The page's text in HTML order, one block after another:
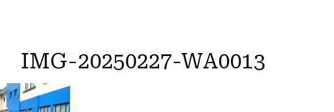
IMG-20250227-WA0013